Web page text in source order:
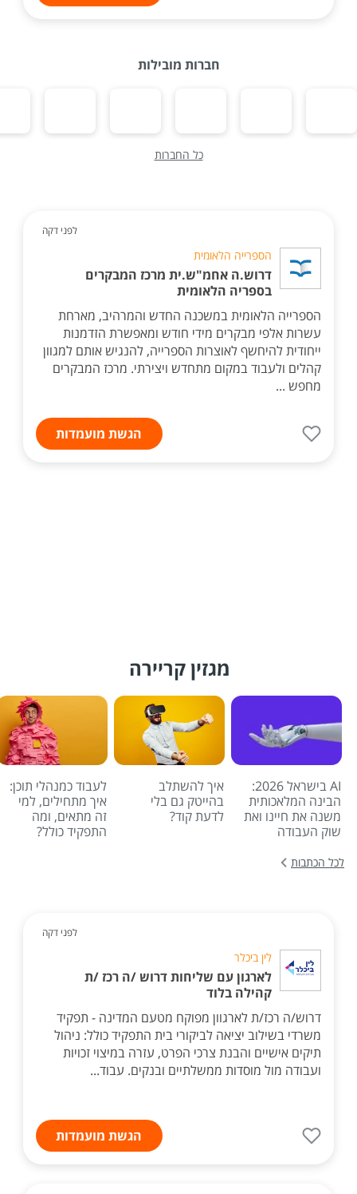
חברות מובילות
כל החברות
לפני דקה
הספרייה הלאומית
דרוש.ה אחמ"ש.ית מרכז המבקרים
בספריה הלאומית
הספרייה הלאומית במשכנה החדש והמרהיב, מארחת
עשרות אלפי מבקרים מידי חודש ומאפשרת הזדמנות
ייחודית להיחשף לאוצרות הספרייה, להנגיש אותם למגוון
קהלים ולעבוד במקום מתחדש ויצירתי. מרכז המבקרים
מחפש ...
הגשת מועמדות
מגזין קריירה
AI בישראל 2026:
הבינה המלאכותית
משנה את חיינו ואת
שוק העבודה
איך להשתלב
בהייטק גם בלי
לדעת קוד?
לעבוד כמנהלי תוכן:
איך מתחילים, למי
זה מתאים, ומה
התפקיד כולל?
לכל הכתבות
לפני דקה
לין ביכלר
לארגון עם שליחות דרוש /ה רכז /ת
קהילה בלוד
דרוש/ה רכז/ת לארגוון מפוקח מטעם המדינה - תפקיד
משרדי בשילוב יציאה לביקורי בית התפקיד כולל: ניהול
תיקים אישיים והבנת צרכי הפרט, עזרה במיצוי זכויות
ועבודה מול מוסדות ממשלתיים ובנקים. עבוד...
הגשת מועמדות